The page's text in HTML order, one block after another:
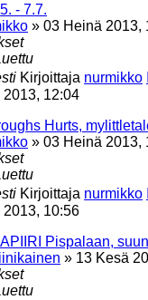
- 7.7.
» 03 Heinä 2013,
Kirjoittaja nurmikko
12:04
Hurts,
» 03 Heinä 2013,
Kirjoittaja nurmikko
10:56
Pispalaan,
» 13 Kesä